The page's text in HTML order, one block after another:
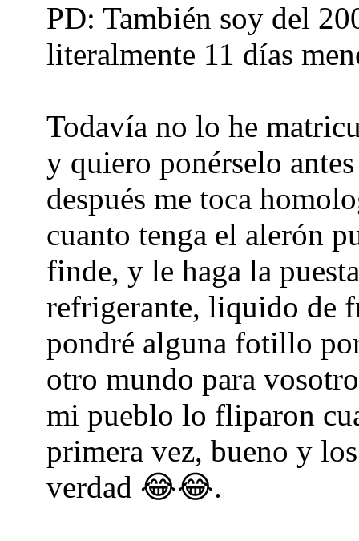
PD: También soy del
literalmente 11 días
Todavía no lo he
y quiero ponérselo
después me toca
cuanto tenga el alerón
finde, y le haga la
refrigerante, liquido de
pondré alguna fotillo
otro mundo para
mi pueblo lo fliparon
primera vez, bueno y
verdad 😂😂.